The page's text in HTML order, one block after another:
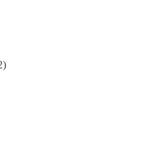
lebt nicht davon,
Sie lebt davon,
zu
eine
Ohne